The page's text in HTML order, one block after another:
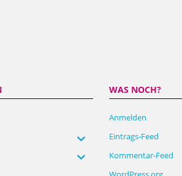
WAS NOCH?
Anmelden
Eintrags-Feed
Kommentar-Feed